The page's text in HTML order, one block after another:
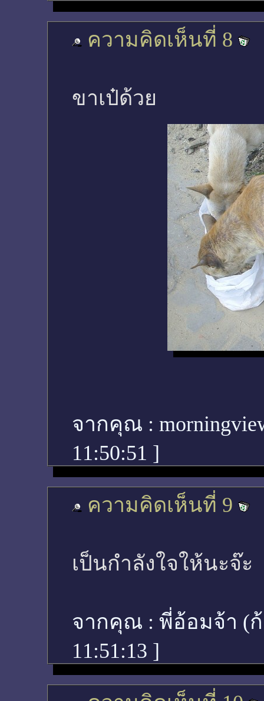
ความคิดเห็นที่ 8
ขาเป๋ด้วย
จากคุณ :
11:50:51 ]
ความคิดเห็นที่ 9
เป็นกำลังใจให้นะจ๊ะ
จากคุณ : พี่อ้อมจ้า (
11:51:13 ]